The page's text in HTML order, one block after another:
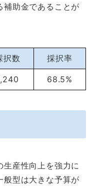
補助金であることが
択数 採択率
68.5%
産性向上を強力に
般型は大きな予算が